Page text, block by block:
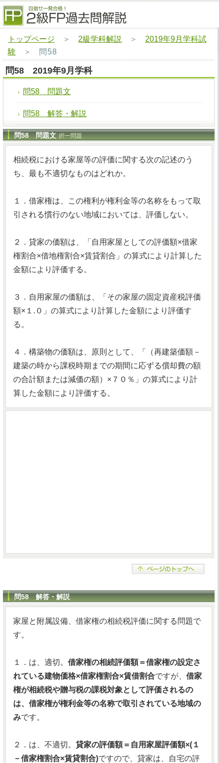
トップページ ＞ 2級学科解説 ＞ 2019年9月学科試
験 ＞ 問58
問58 2019年9月学科
問58 問題文
問58 解答・解説
問58 問題文 択一問題
相続税における家屋等の評価に関する次の記述のう
ち、最も不適切なものはどれか。
１．借家権は、この権利が権利金等の名称をもって取
引される慣行のない地域においては、評価しない。
２．貸家の価額は、「自用家屋としての評価額×借家
権割合×借地権割合×賃貸割合」の算式により計算した
金額により評価する。
３．自用家屋の価額は、「その家屋の固定資産税評価
額×１.０」の算式により計算した金額により評価す
る。
４．構築物の価額は、原則として、「（再建築価額－
建築の時から課税時期までの期間に応ずる償却費の額
の合計額または減価の額）×７０％」の算式により計
算した金額により評価する。
問58 解答・解説
家屋と附属設備、借家権の相続税評価に関する問題で
す。
１．は、適切。 借家権の相続評価額＝借家権の設定さ
れている建物価格×借家権割合×賃借割合ですが、 借家
権が相続税や贈与税の課税対象として評価されるの
は、借家権が権利金等の名称で取引されている地域の
みです。
２．は、不適切。 貸家の評価額＝自用家屋評価額×(１
－借家権割合×賃貸割合)ですので、貸家は、自宅の評